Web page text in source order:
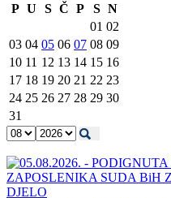
P U S Č P S N
01 02
03 04 05 06 07 08 09
10 11 12 13 14 15 16
17 18 19 20 21 22 23
24 25 26 27 28 29 30
31